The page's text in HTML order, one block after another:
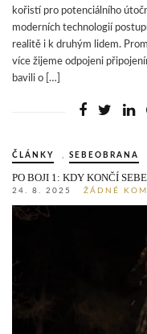
kořistí pro potenciálního
moderních technologií
realitě i k druhým lidem.
více žijeme odpojeni
bavili o […]
ČLÁNKY SEBEOBRANA
PO BOJI 1: KDY KONČÍ
24. 8. 2025 ŽÁDNÉ